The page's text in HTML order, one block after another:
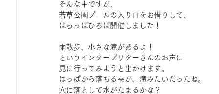
ひろば｜おそきっこ里山プレイパーク＆青空こども食堂
森とこどものおまつり みてみて！みんなで描いたよ
そんな中ですが、
若草公園プールの入り口をお借りして、
はらっぱひろば開催しました！
雨散歩、小さな滝があるよ！
というインタープリターさんのお声に
見に行ってみようと出かけます。
はっぱから落ちる雫が、滝みたいだったね。
穴に落として水がたまるかな？